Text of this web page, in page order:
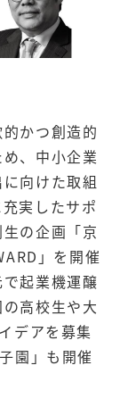
かつ創造的
、中小企業
向けた取組
実したサポ
の企画「京
」を開催
起業機運醸
高校生や大
デアを募集
園」も開催